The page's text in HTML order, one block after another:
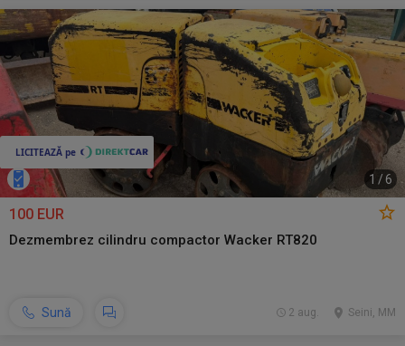
1 /6
100 EUR
Dezmembrez cilindru compactor Wacker RT820
Sună Seini, MM
2 aug.